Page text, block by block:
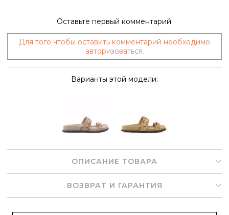
Оставьте первый комментарий.
Для того чтобы оставить комментарий необходимо
авторизоваться.
Варианты этой модели:
ОПИСАНИЕ ТОВАРА
ВОЗВРАТ И ГАРАНТИЯ